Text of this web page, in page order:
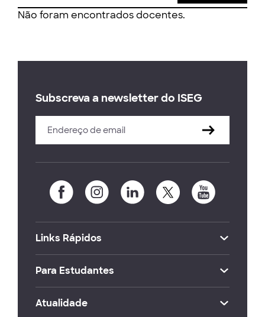
Não foram encontrados docentes.
Subscreva a newsletter do ISEG
Links Rápidos
Para Estudantes
Atualidade